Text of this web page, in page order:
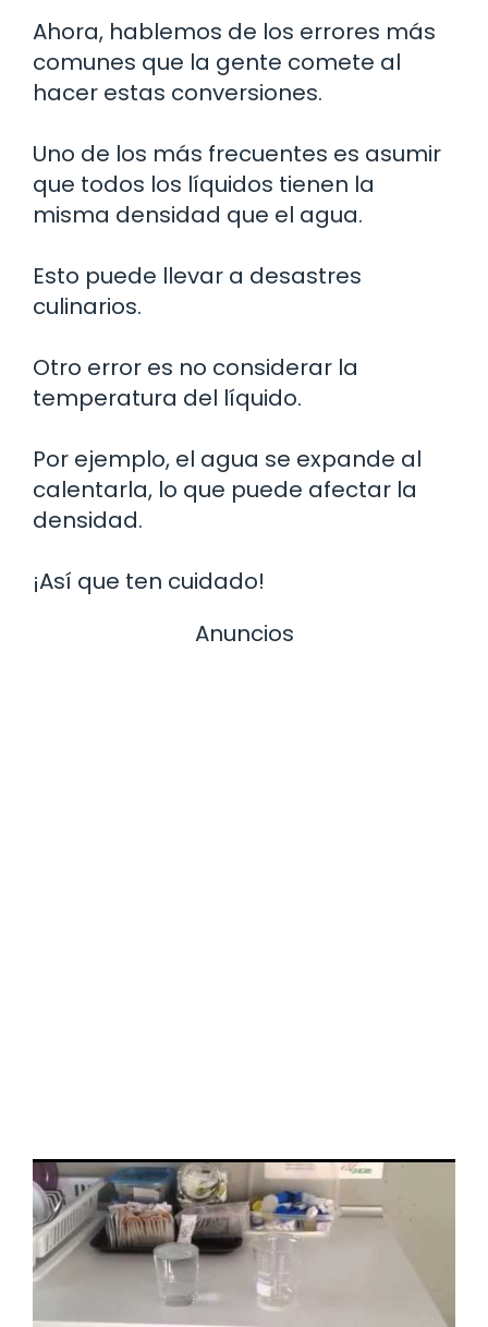
Ahora, hablemos de los errores más
comunes que la gente comete al
hacer estas conversiones.
Uno de los más frecuentes es asumir
que todos los líquidos tienen la
misma densidad que el agua.
Esto puede llevar a desastres
culinarios.
Otro error es no considerar la
temperatura del líquido.
Por ejemplo, el agua se expande al
calentarla, lo que puede afectar la
densidad.
¡Así que ten cuidado!
Anuncios